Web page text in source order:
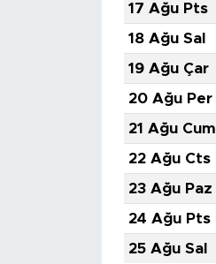
17 Ağu Pts
18 Ağu Sal
19 Ağu Çar
20 Ağu Per
21 Ağu Cum
22 Ağu Cts
23 Ağu Paz
24 Ağu Pts
25 Ağu Sal